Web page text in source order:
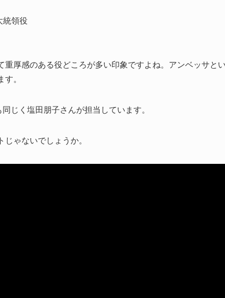
統領役
重厚感のある役どころが多い印象ですよね。アンベッサと
。
じく塩田朋子さんが担当しています。
ゃないでしょうか。